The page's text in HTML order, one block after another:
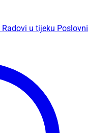
Radovi u tijeku Poslovni